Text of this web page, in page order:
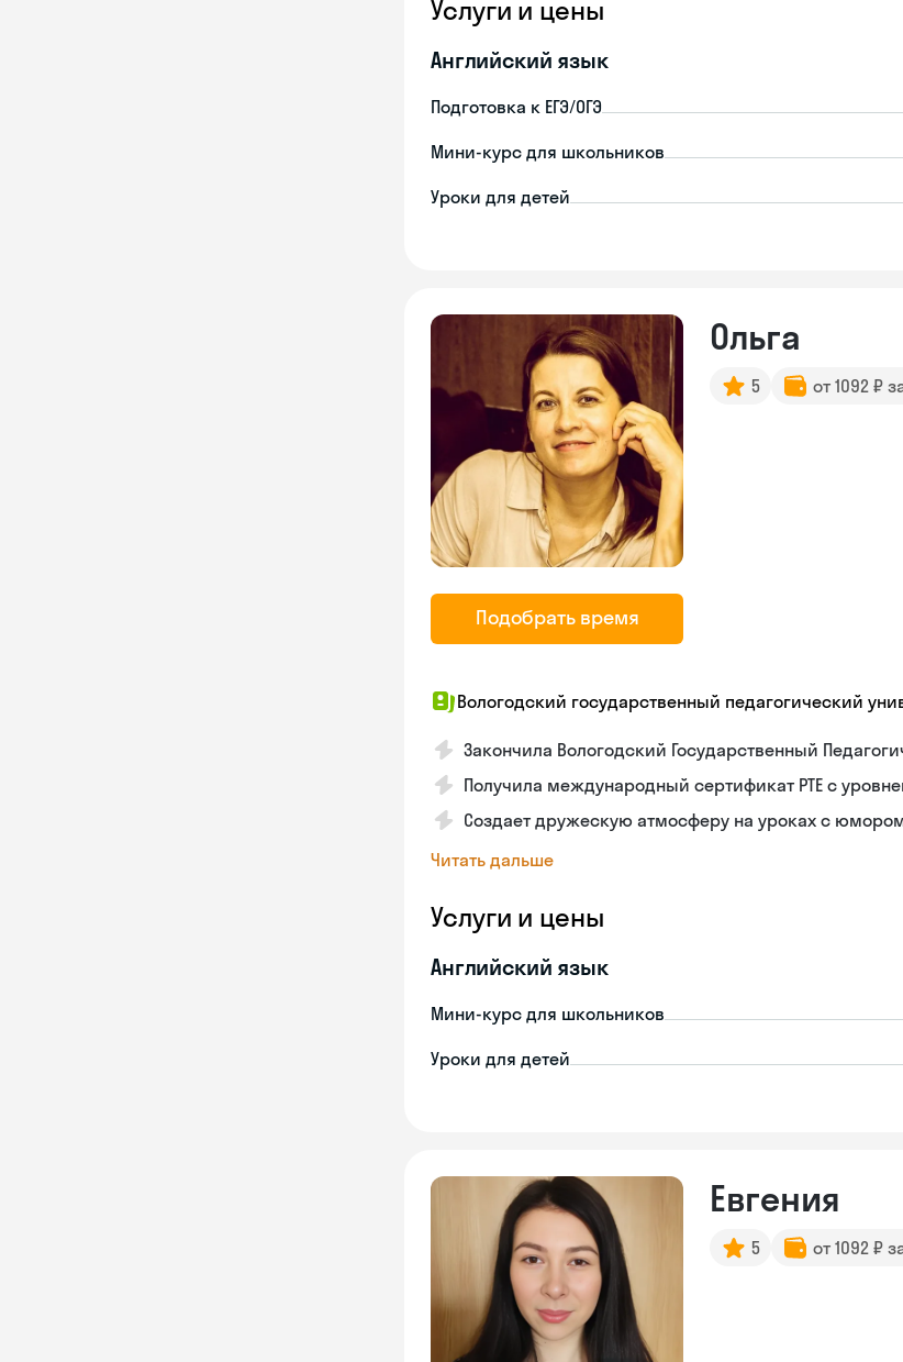
Услуги и цены
Английский язык
Подготовка к ЕГЭ/ОГЭ
Мини-курс для школьников
Уроки для детей
Подобрать время
Ольга
5 от 1092 ₽
Вологодский государственный педагогический
Закончила Вологодский Государственный
Получила международный сертификат PTE с
Создает дружескую атмосферу на уроках с
Читать дальше
Услуги и цены
Английский язык
Мини-курс для школьников
Уроки для детей
Евгения
5 от 1092 ₽